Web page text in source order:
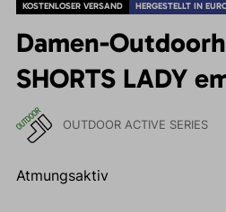
KOSTENLOSER VERSAND HERGESTELLT IN
Damen-
SHORTS LADY
OUTDOOR ACTIVE SERIES
Atmungsaktiv